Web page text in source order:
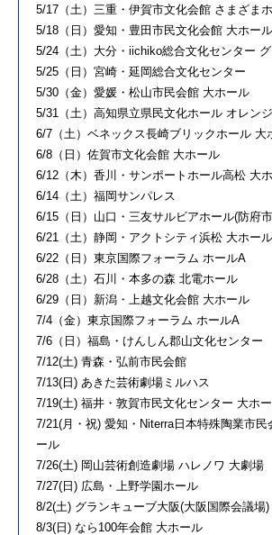
5/17（土）三重・伊賀市文化会館 さまざま
5/18（日）愛知・豊田市民文化会館 大ホール
5/24（土）大分・iichiko総合文化センター
5/25（日）宮崎・延岡総合文化センター
5/30（金）愛媛・松山市民会館 大ホール
5/31（土）高知県立県民文化ホール オレン
6/7（土）ベネックス長崎ブリックホール 大
6/8（日）佐賀市文化会館 大ホール
6/12（木）香川・サンポートホール高松 大
6/14（土）福岡サンパレス
6/15（日）山口・三友サルビアホール(防府
6/21（土）静岡・アクトシティ浜松 大ホール
6/22（日）東京国際フォーラム ホールA
6/28（土）石川・本多の森 北電ホール
6/29（日）新潟・上越文化会館 大ホール
7/4（金）東京国際フォーラム ホールA
7/6（日）福島・けんしん郡山文化センター
7/12(土) 青森・弘前市民会館
7/13(日) あきた芸術劇場ミルハス
7/19(土) 福井・敦賀市民文化センター 大ホ
7/21(月・祝) 愛知・Niterra日本特殊陶業市民
ール
7/26(土) 岡山芸術創造劇場 ハレノワ 大劇場
7/27(日) 広島・上野学園ホール
8/2(土) グランキューブ大阪(大阪国際会議場)
8/3(日) なら100年会館 大ホール